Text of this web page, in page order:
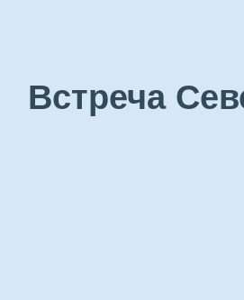
Встреча